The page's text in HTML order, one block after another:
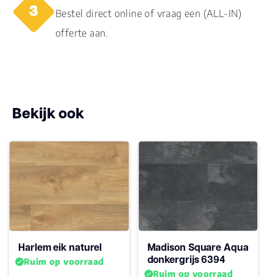
vtwonen 0
Stijl
Bestel direct online of vraag een (ALL-IN)
offerte aan.
Bekijk ook
Harlem eik naturel
Ruim op voorraad
Madison Square Aqua
donkergrijs 6394
Ruim op voorraad